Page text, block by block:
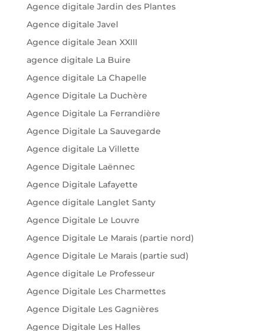
Agence digitale Jardin des Plantes
Agence digitale Javel
Agence digitale Jean XXIII
agence digitale La Buire
Agence digitale La Chapelle
Agence Digitale La Duchère
Agence Digitale La Ferrandière
Agence Digitale La Sauvegarde
Agence digitale La Villette
Agence Digitale Laënnec
Agence Digitale Lafayette
Agence digitale Langlet Santy
Agence Digitale Le Louvre
Agence Digitale Le Marais (partie nord)
Agence Digitale Le Marais (partie sud)
Agence digitale Le Professeur
Agence Digitale Les Charmettes
Agence Digitale Les Gagnières
Agence Digitale Les Halles